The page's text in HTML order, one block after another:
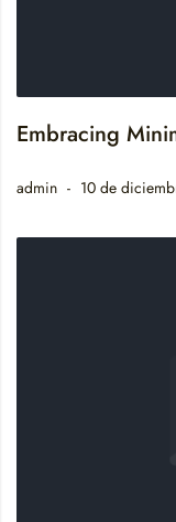
Embracing
admin 10 de